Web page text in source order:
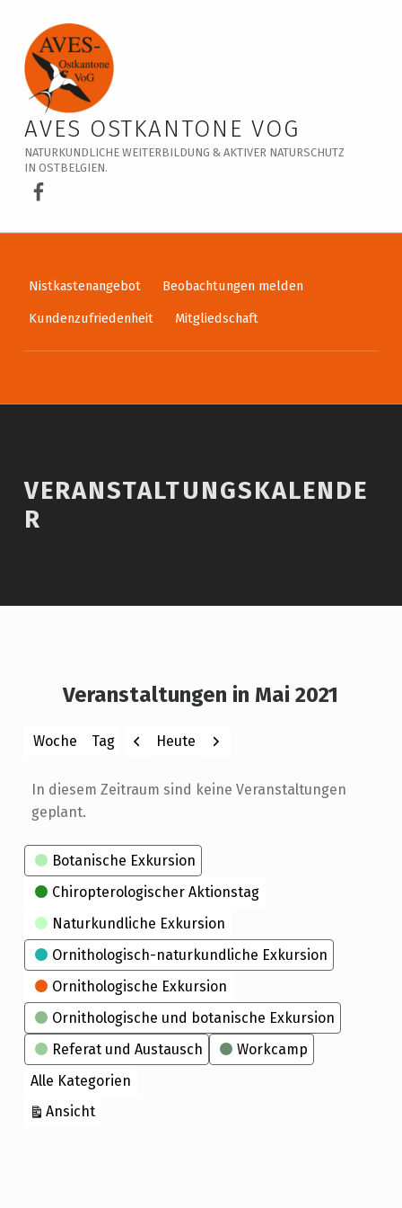
Veranstaltungskalender – AVES Ostkantone VoG
AVES OSTKANTONE VOG
NATURKUNDLICHE WEITERBILDUNG & AKTIVER NATURSCHUTZ
IN OSTBELGIEN.
AVES Ostkantone bei Facebook
Nistkastenangebot
Beobachtungen melden
Kundenzufriedenheit
Mitgliedschaft
VERANSTALTUNGSKALENDE
R
Veranstaltungen in Mai 2021
Woche Tag
Monat
Jahr
Zurück
Heute Weiter
In diesem Zeitraum sind keine Veranstaltungen
geplant.
Kategorien
Botanische Exkursion
Chiropterologischer Aktionstag
Naturkundliche Exkursion
Ornithologisch-naturkundliche Exkursion
Ornithologische Exkursion
Ornithologische und botanische Exkursion
Referat und Austausch
Workcamp
Alle Kategorien
Ansichtausdrucken